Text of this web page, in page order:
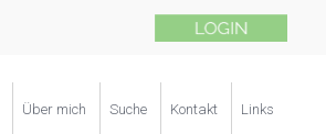
Über mich Suche Kontakt Links